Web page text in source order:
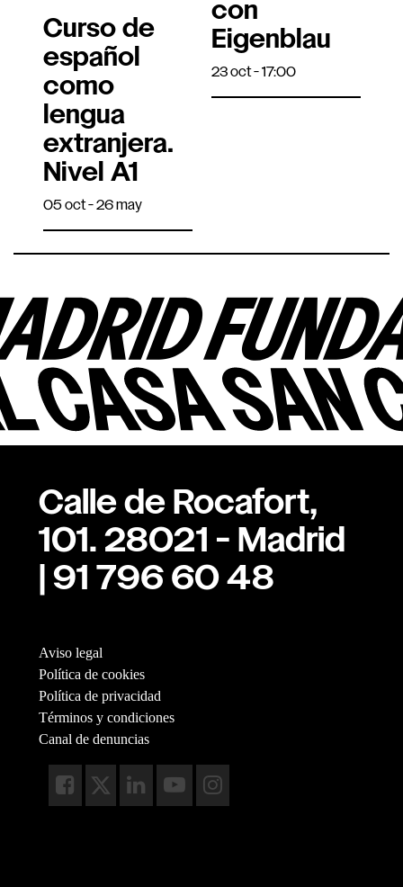
Curso de
español
como
lengua
extranjera.
Nivel A1
05 oct - 26 may
con
Eigenblau
23 oct - 17:00
Calle de Rocafort,
101. 28021 - Madrid
| 91 796 60 48
Aviso legal
Política de cookies
Política de privacidad
Términos y condiciones
Canal de denuncias